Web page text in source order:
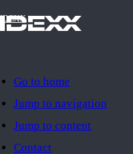
Go to home
Jump to navigation
Jump to content
Contact
IDEXX